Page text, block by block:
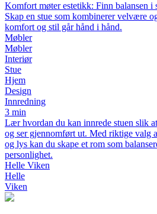
Komfort møter estetikk: Finn balansen i
Skap en stue som kombinerer velvære
komfort og stil går hånd i hånd.
Møbler
Møbler
Interiør
Stue
Hjem
Design
Innredning
3 min
Lær hvordan du kan innrede stuen slik
og ser gjennomført ut. Med riktige valg
og lys kan du skape et rom som
personlighet.
Helle Viken
Helle
Viken